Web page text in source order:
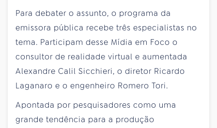
Para debater o assunto, o programa da
emissora pública recebe três especialistas no
tema. Participam desse Mídia em Foco o
consultor de realidade virtual e aumentada
Alexandre Calil Sicchieri, o diretor Ricardo
Laganaro e o engenheiro Romero Tori.
Apontada por pesquisadores como uma
grande tendência para a produção